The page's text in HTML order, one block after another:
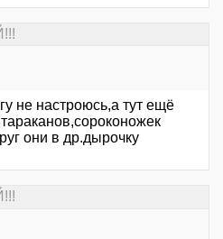
не настроюсь,а тут ещё
они в др.дырочку